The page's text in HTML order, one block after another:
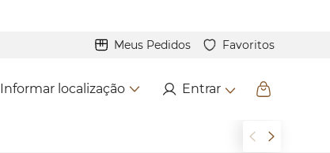
Meus Pedidos Favoritos
Informar localização Entrar